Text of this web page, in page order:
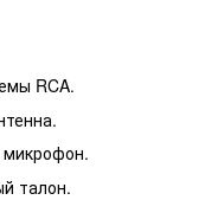
RCA.
талон.